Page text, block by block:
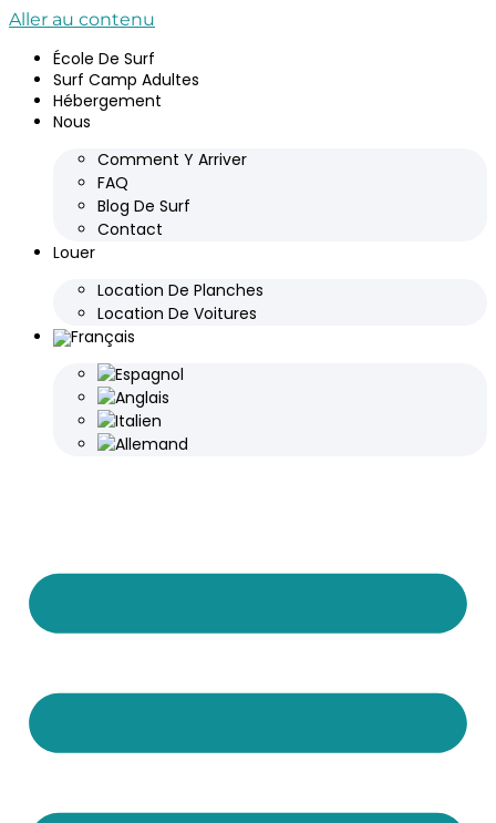
Aller au contenu
École De Surf
Surf Camp Adultes
Hébergement
Nous
Comment Y Arriver
FAQ
Blog De Surf
Contact
Louer
Location De Planches
Location De Voitures